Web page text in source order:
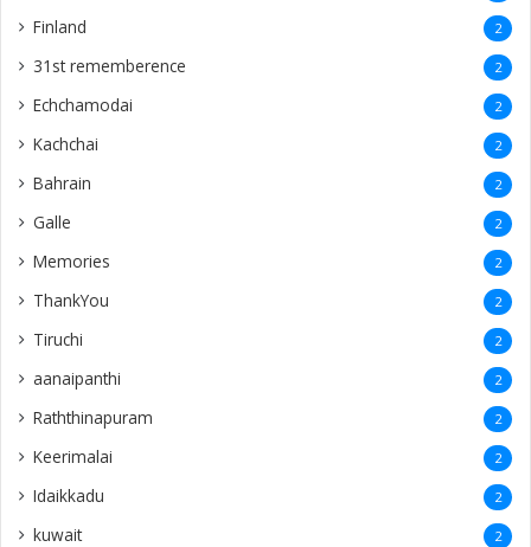
Finland 2
31st rememberence 2
Echchamodai 2
Kachchai 2
Bahrain 2
Galle 2
Memories 2
ThankYou 2
Tiruchi 2
aanaipanthi 2
Raththinapuram 2
Keerimalai 2
Idaikkadu 2
kuwait 2